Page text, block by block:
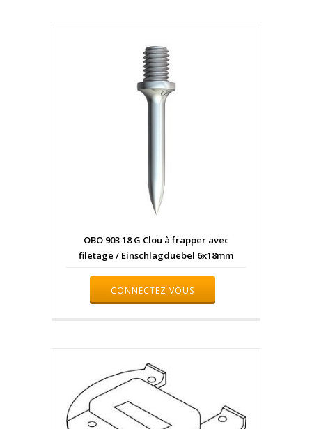
OBO 903 18 G Clou à frapper avec
filetage / Einschlagduebel 6x18mm
CONNECTEZ VOUS